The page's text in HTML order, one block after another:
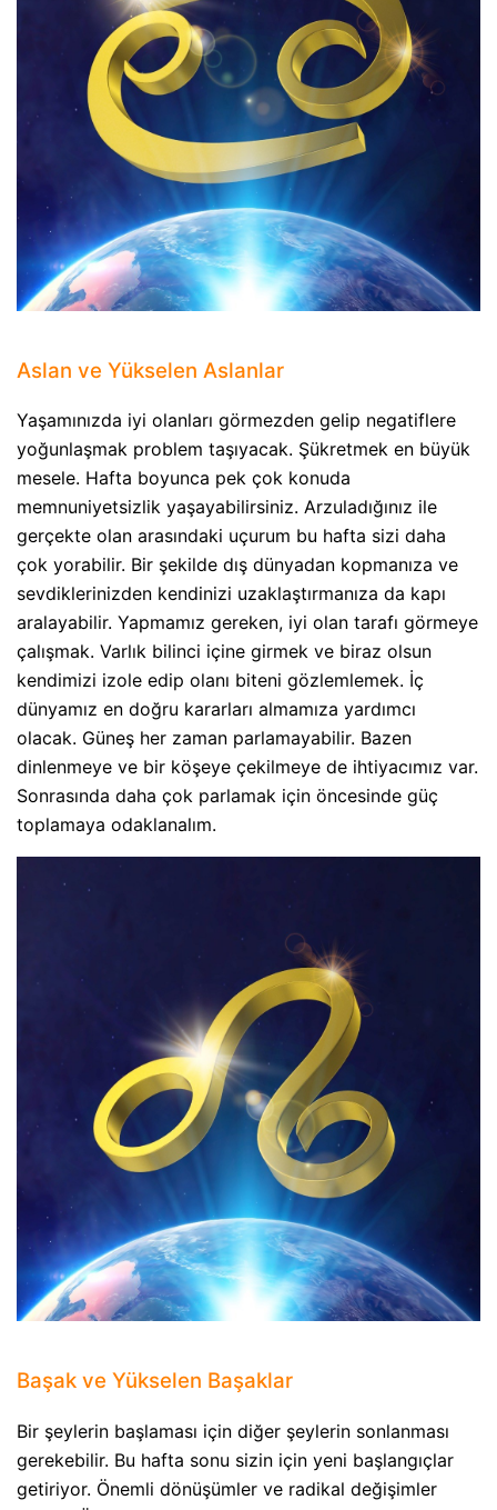
Aslan ve Yükselen Aslanlar
Yaşamınızda iyi olanları görmezden gelip negatiflere
yoğunlaşmak problem taşıyacak. Şükretmek en büyük
mesele. Hafta boyunca pek çok konuda
memnuniyetsizlik yaşayabilirsiniz. Arzuladığınız ile
gerçekte olan arasındaki uçurum bu hafta sizi daha
çok yorabilir. Bir şekilde dış dünyadan kopmanıza ve
sevdiklerinizden kendinizi uzaklaştırmanıza da kapı
aralayabilir. Yapmamız gereken, iyi olan tarafı görmeye
çalışmak. Varlık bilinci içine girmek ve biraz olsun
kendimizi izole edip olanı biteni gözlemlemek. İç
dünyamız en doğru kararları almamıza yardımcı
olacak. Güneş her zaman parlamayabilir. Bazen
dinlenmeye ve bir köşeye çekilmeye de ihtiyacımız var.
Sonrasında daha çok parlamak için öncesinde güç
toplamaya odaklanalım.
Başak ve Yükselen Başaklar
Bir şeylerin başlaması için diğer şeylerin sonlanması
gerekebilir. Bu hafta sonu sizin için yeni başlangıçlar
getiriyor. Önemli dönüşümler ve radikal değişimler